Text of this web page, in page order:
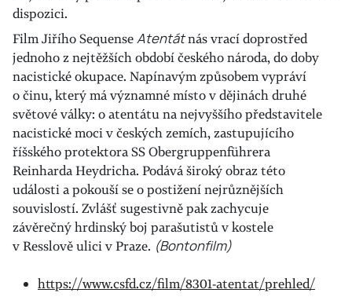
dispozici.
Film Jiřího SequenseAtentátnás vrací doprostřed
jednoho z nejtěžších období českého národa, do doby
nacistické okupace. Napínavým způsobem vypráví
o činu, který má významné místo v dějinách druhé
světové války: o atentátu na nejvyššího představitele
nacistické moci v českých zemích, zastupujícího
říšského protektora SS Obergruppenführera
Reinharda Heydricha. Podává široký obraz této
události a pokouší se o postižení nejrůznějších
souvislostí. Zvlášť sugestivně pak zachycuje
závěrečný hrdinský boj parašutistů v kostele
v Resslově ulici v Praze. (Bontonfilm)
https://www.csfd.cz/film/8301-atentat/prehled/